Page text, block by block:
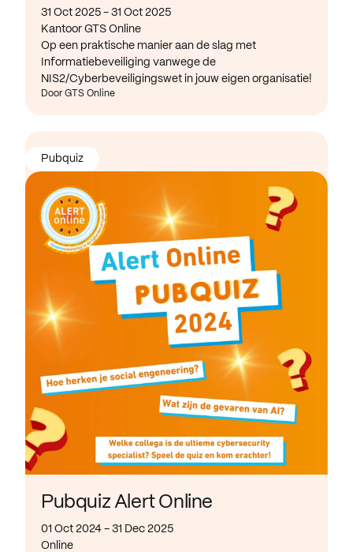
31 Oct 2025 - 31 Oct 2025
Kantoor GTS Online
Op een praktische manier aan de slag met
Informatiebeveiliging vanwege de
NIS2/Cyberbeveiligingswet in jouw eigen organisatie!
Door GTS Online
Pubquiz Alert Online
01 Oct 2024 - 31 Dec 2025
Online
Pubquiz